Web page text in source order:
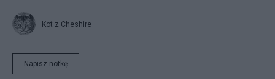
Kot z Cheshire
Napisz notkę